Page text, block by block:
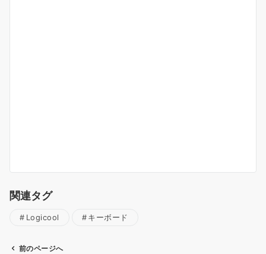
関連タグ
Logicool キーボード
前のページへ